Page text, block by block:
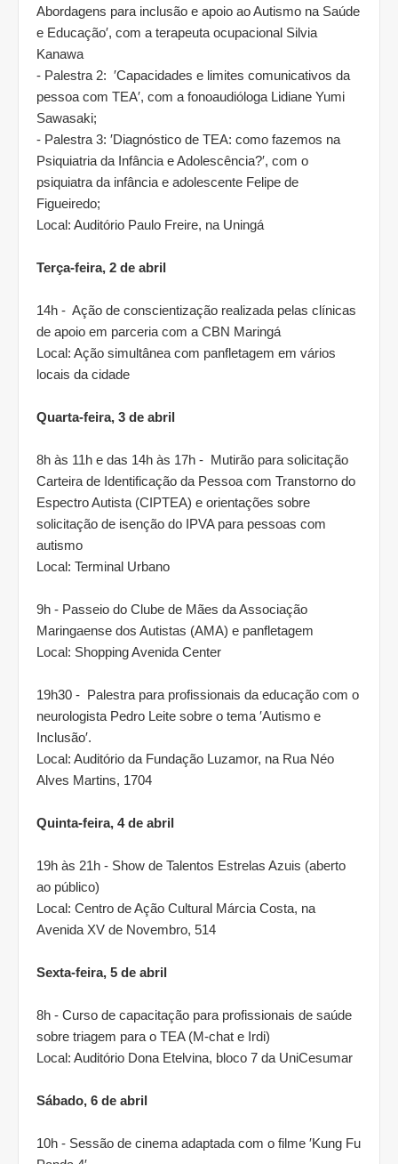
Abordagens para inclusão e apoio ao Autismo na Saúde
e Educação′, com a terapeuta ocupacional Silvia
Kanawa
- Palestra 2: ′Capacidades e limites comunicativos da
pessoa com TEA′, com a fonoaudióloga Lidiane Yumi
Sawasaki;
- Palestra 3: ′Diagnóstico de TEA: como fazemos na
Psiquiatria da Infância e Adolescência?′, com o
psiquiatra da infância e adolescente Felipe de
Figueiredo;
Local: Auditório Paulo Freire, na Uningá
Terça-feira, 2 de abril
14h - Ação de conscientização realizada pelas clínicas
de apoio em parceria com a CBN Maringá
Local: Ação simultânea com panfletagem em vários
locais da cidade
Quarta-feira, 3 de abril
8h às 11h e das 14h às 17h - Mutirão para solicitação
Carteira de Identificação da Pessoa com Transtorno do
Espectro Autista (CIPTEA) e orientações sobre
solicitação de isenção do IPVA para pessoas com
autismo
Local: Terminal Urbano
9h - Passeio do Clube de Mães da Associação
Maringaense dos Autistas (AMA) e panfletagem
Local: Shopping Avenida Center
19h30 - Palestra para profissionais da educação com o
neurologista Pedro Leite sobre o tema ′Autismo e
Inclusão′.
Local: Auditório da Fundação Luzamor, na Rua Néo
Alves Martins, 1704
Quinta-feira, 4 de abril
19h às 21h - Show de Talentos Estrelas Azuis (aberto
ao público)
Local: Centro de Ação Cultural Márcia Costa, na
Avenida XV de Novembro, 514
Sexta-feira, 5 de abril
8h - Curso de capacitação para profissionais de saúde
sobre triagem para o TEA (M-chat e Irdi)
Local: Auditório Dona Etelvina, bloco 7 da UniCesumar
Sábado, 6 de abril
10h - Sessão de cinema adaptada com o filme ′Kung Fu